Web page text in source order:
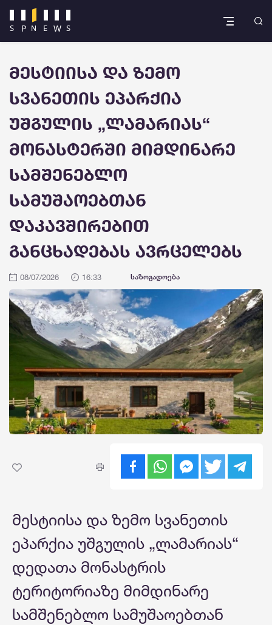
მესტიისა და ზემო
სვანეთის ეპარქია
უშგულის „ლამარიას“
მონასტერში მიმდინარე
სამშენებლო
სამუშაოებთან
დაკავშირებით
განცხადებას ავრცელებს
08/07/2026 16:33 საზოგადოება
მესტიისა და ზემო სვანეთის
ეპარქია უშგულის „ლამარიას“
დედათა მონასტრის
ტერიტორიაზე მიმდინარე
სამშენებლო სამუშაოებთან